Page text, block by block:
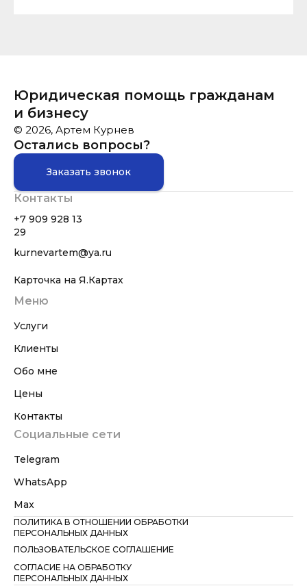
Юридическая помощь гражданам
и бизнесу
© 2026, Артем Курнев
Остались вопросы?
Заказать звонок
Контакты
+7 909 928 13
29
kurnevartem@ya.ru
Карточка на Я.Картах
Меню
Услуги
Клиенты
Обо мне
Цены
Контакты
Социальные сети
Telegram
WhatsApp
Max
ПОЛИТИКА В ОТНОШЕНИИ ОБРАБОТКИ
ПЕРСОНАЛЬНЫХ ДАННЫХ
ПОЛЬЗОВАТЕЛЬСКОЕ СОГЛАШЕНИЕ
СОГЛАСИЕ НА ОБРАБОТКУ
ПЕРСОНАЛЬНЫХ ДАННЫХ